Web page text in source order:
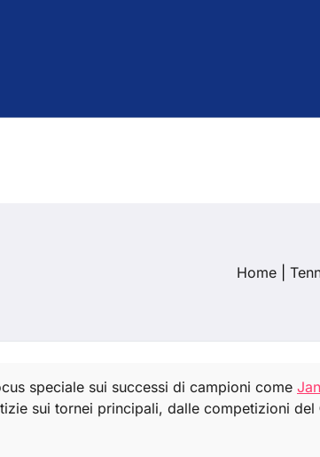
Home
speciale sui successi di campioni come
sui tornei principali, dalle competizioni del